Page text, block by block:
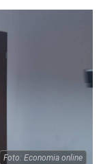
Foto: Economia online